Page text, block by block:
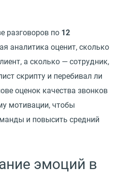
разговоров по 12
аналитика оценит, сколько
а сколько — сотрудник,
скрипту и перебивал ли
оценок качества звонков
мотивации, чтобы
и повысить средний
эмоций в